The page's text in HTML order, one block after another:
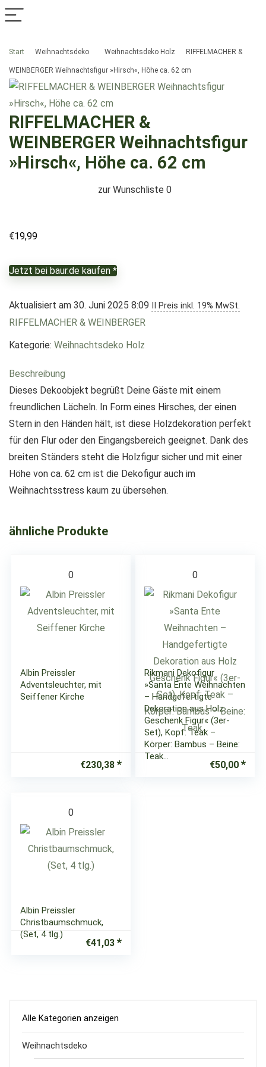
Start Weihnachtsdeko Weihnachtsdeko Holz RIFFELMACHER &
WEINBERGER Weihnachtsfigur »Hirsch«, Höhe ca. 62 cm
RIFFELMACHER &
WEINBERGER Weihnachtsfigur
»Hirsch«, Höhe ca. 62 cm
zur Wunschliste 0
€19,99
Jetzt bei baur.de kaufen *
Aktualisiert am 30. Juni 2025 8:09 II Preis inkl. 19% MwSt.
RIFFELMACHER & WEINBERGER
Kategorie: Weihnachtsdeko Holz
Beschreibung
Dieses Dekoobjekt begrüßt Deine Gäste mit einem
freundlichen Lächeln. In Form eines Hirsches, der einen
Stern in den Händen hält, ist diese Holzdekoration perfekt
für den Flur oder den Eingangsbereich geeignet. Dank des
breiten Ständers steht die Holzfigur sicher und mit einer
Höhe von ca. 62 cm ist die Dekofigur auch im
Weihnachtsstress kaum zu übersehen.
ähnliche Produkte
0
Albin Preissler
Adventsleuchter, mit
Seiffener Kirche
€230,38
0
Rikmani Dekofigur
»Santa Ente Weihnachten
– Handgefertigte
Dekoration aus Holz
Geschenk Figur« (3er-
Set), Kopf: Teak –
Körper: Bambus – Beine:
Teak…
€50,00
0
Albin Preissler
Christbaumschmuck,
(Set, 4 tlg.)
€41,03
Alle Kategorien anzeigen
Weihnachtsdeko